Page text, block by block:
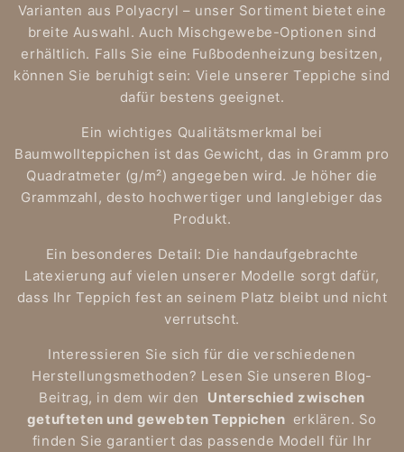
Varianten aus Polyacryl – unser Sortiment bietet eine
breite Auswahl. Auch Mischgewebe-Optionen sind
erhältlich. Falls Sie eine Fußbodenheizung besitzen,
können Sie beruhigt sein: Viele unserer Teppiche sind
dafür bestens geeignet.
Ein wichtiges Qualitätsmerkmal bei
Baumwollteppichen ist das Gewicht, das in Gramm pro
Quadratmeter (g/m²) angegeben wird. Je höher die
Grammzahl, desto hochwertiger und langlebiger das
Produkt.
Ein besonderes Detail: Die handaufgebrachte
Latexierung auf vielen unserer Modelle sorgt dafür,
dass Ihr Teppich fest an seinem Platz bleibt und nicht
verrutscht.
Interessieren Sie sich für die verschiedenen
Herstellungsmethoden? Lesen Sie unseren Blog-
Beitrag, in dem wir den Unterschied zwischen
getufteten und gewebten Teppichen erklären. So
finden Sie garantiert das passende Modell für Ihr